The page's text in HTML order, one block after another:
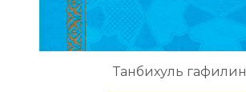
Танбихуль гафилин